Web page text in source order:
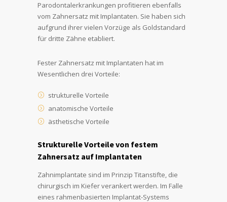
Parodontalerkrankungen profitieren ebenfalls
vom Zahnersatz mit Implantaten. Sie haben sich
aufgrund ihrer vielen Vorzüge als Goldstandard
für dritte Zähne etabliert.
Fester Zahnersatz mit Implantaten hat im
Wesentlichen drei Vorteile:
strukturelle Vorteile
anatomische Vorteile
ästhetische Vorteile
Strukturelle Vorteile von festem
Zahnersatz auf Implantaten
Zahnimplantate sind im Prinzip Titanstifte, die
chirurgisch im Kiefer verankert werden. Im Falle
eines rahmenbasierten Implantat-Systems